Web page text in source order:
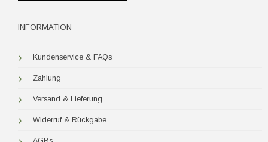
INFORMATION
Kundenservice & FAQs
Zahlung
Versand & Lieferung
Widerruf & Rückgabe